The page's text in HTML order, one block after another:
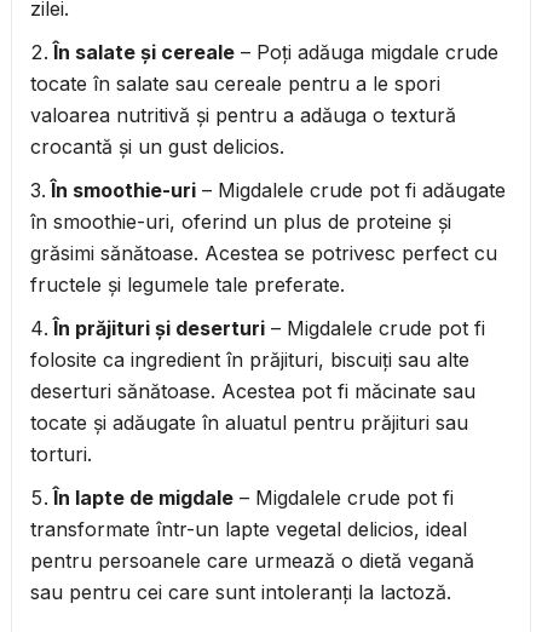
zilei.
În salate și cereale– Poți adăuga migdale crude
tocate în salate sau cereale pentru a le spori
valoarea nutritivă și pentru a adăuga o textură
crocantă și un gust delicios.
În smoothie-uri– Migdalele crude pot fi adăugate
în smoothie-uri, oferind un plus de proteine și
grăsimi sănătoase. Acestea se potrivesc perfect cu
fructele și legumele tale preferate.
În prăjituri și deserturi– Migdalele crude pot fi
folosite ca ingredient în prăjituri, biscuiți sau alte
deserturi sănătoase. Acestea pot fi măcinate sau
tocate și adăugate în aluatul pentru prăjituri sau
torturi.
În lapte de migdale– Migdalele crude pot fi
transformate într-un lapte vegetal delicios, ideal
pentru persoanele care urmează o dietă vegană
sau pentru cei care sunt intoleranți la lactoză.